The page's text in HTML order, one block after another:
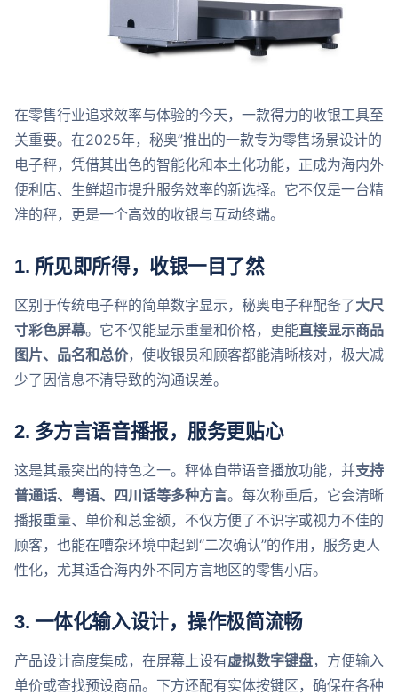
在零售行业追求效率与体验的今天，一款得力的收银工具至
关重要。在2025年，秘奥”推出的一款专为零售场景设计的
电子秤，凭借其出色的智能化和本土化功能，正成为海内外
便利店、生鲜超市提升服务效率的新选择。它不仅是一台精
准的秤，更是一个高效的收银与互动终端。
1. 所见即所得，收银一目了然
区别于传统电子秤的简单数字显示，秘奥电子秤配备了大尺
寸彩色屏幕。它不仅能显示重量和价格，更能直接显示商品
图片、品名和总价，使收银员和顾客都能清晰核对，极大减
少了因信息不清导致的沟通误差。
2. 多方言语音播报，服务更贴心
这是其最突出的特色之一。秤体自带语音播放功能，并支持
普通话、粤语、四川话等多种方言。每次称重后，它会清晰
播报重量、单价和总金额，不仅方便了不识字或视力不佳的
顾客，也能在嘈杂环境中起到“二次确认”的作用，服务更人
性化，尤其适合海内外不同方言地区的零售小店。
3. 一体化输入设计，操作极简流畅
产品设计高度集成，在屏幕上设有虚拟数字键盘，方便输入
单价或查找预设商品。下方还配有实体按键区，确保在各种